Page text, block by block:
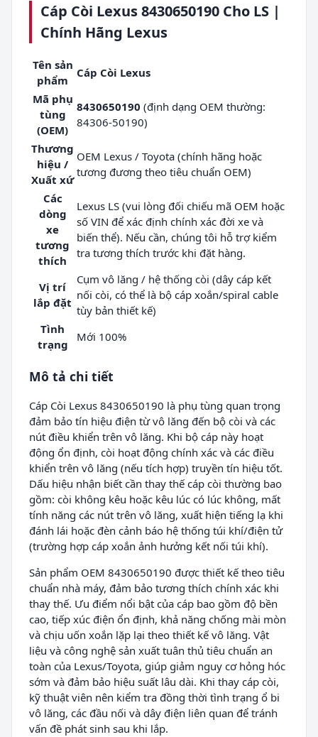
Cáp Còi Lexus 8430650190 Cho LS |
Chính Hãng Lexus
Tên sản
phẩm
Cáp Còi Lexus
Mã phụ
tùng
(OEM)
8430650190 (định dạng OEM thường:
84306-50190)
Thương
hiệu /
Xuất xứ
OEM Lexus / Toyota (chính hãng hoặc
tương đương theo tiêu chuẩn OEM)
Các
dòng
xe
tương
thích
Lexus LS (vui lòng đối chiếu mã OEM hoặc
số VIN để xác định chính xác đời xe và
biến thể). Nếu cần, chúng tôi hỗ trợ kiểm
tra tương thích trước khi đặt hàng.
Vị trí
lắp đặt
Cụm vô lăng / hệ thống còi (dây cáp kết
nối còi, có thể là bộ cáp xoắn/spiral cable
tùy bản thiết kế)
Tình
trạng
Mới 100%
Mô tả chi tiết
Cáp Còi Lexus 8430650190 là phụ tùng quan trọng
đảm bảo tín hiệu điện từ vô lăng đến bộ còi và các
nút điều khiển trên vô lăng. Khi bộ cáp này hoạt
động ổn định, còi hoạt động chính xác và các điều
khiển trên vô lăng (nếu tích hợp) truyền tín hiệu tốt.
Dấu hiệu nhận biết cần thay thế cáp còi thường bao
gồm: còi không kêu hoặc kêu lúc có lúc không, mất
tính năng các nút trên vô lăng, xuất hiện tiếng lạ khi
đánh lái hoặc đèn cảnh báo hệ thống túi khí/điện tử
(trường hợp cáp xoắn ảnh hưởng kết nối túi khí).
Sản phẩm OEM 8430650190 được thiết kế theo tiêu
chuẩn nhà máy, đảm bảo tương thích chính xác khi
thay thế. Ưu điểm nổi bật của cáp bao gồm độ bền
cao, tiếp xúc điện ổn định, khả năng chống mài mòn
và chịu uốn xoắn lặp lại theo thiết kế vô lăng. Vật
liệu và công nghệ sản xuất tuân thủ tiêu chuẩn an
toàn của Lexus/Toyota, giúp giảm nguy cơ hỏng hóc
sớm và đảm bảo hiệu suất lâu dài. Khi thay cáp còi,
kỹ thuật viên nên kiểm tra đồng thời tình trạng ổ bi
vô lăng, các đầu nối và dây điện liên quan để tránh
vấn đề phát sinh sau khi lắp.